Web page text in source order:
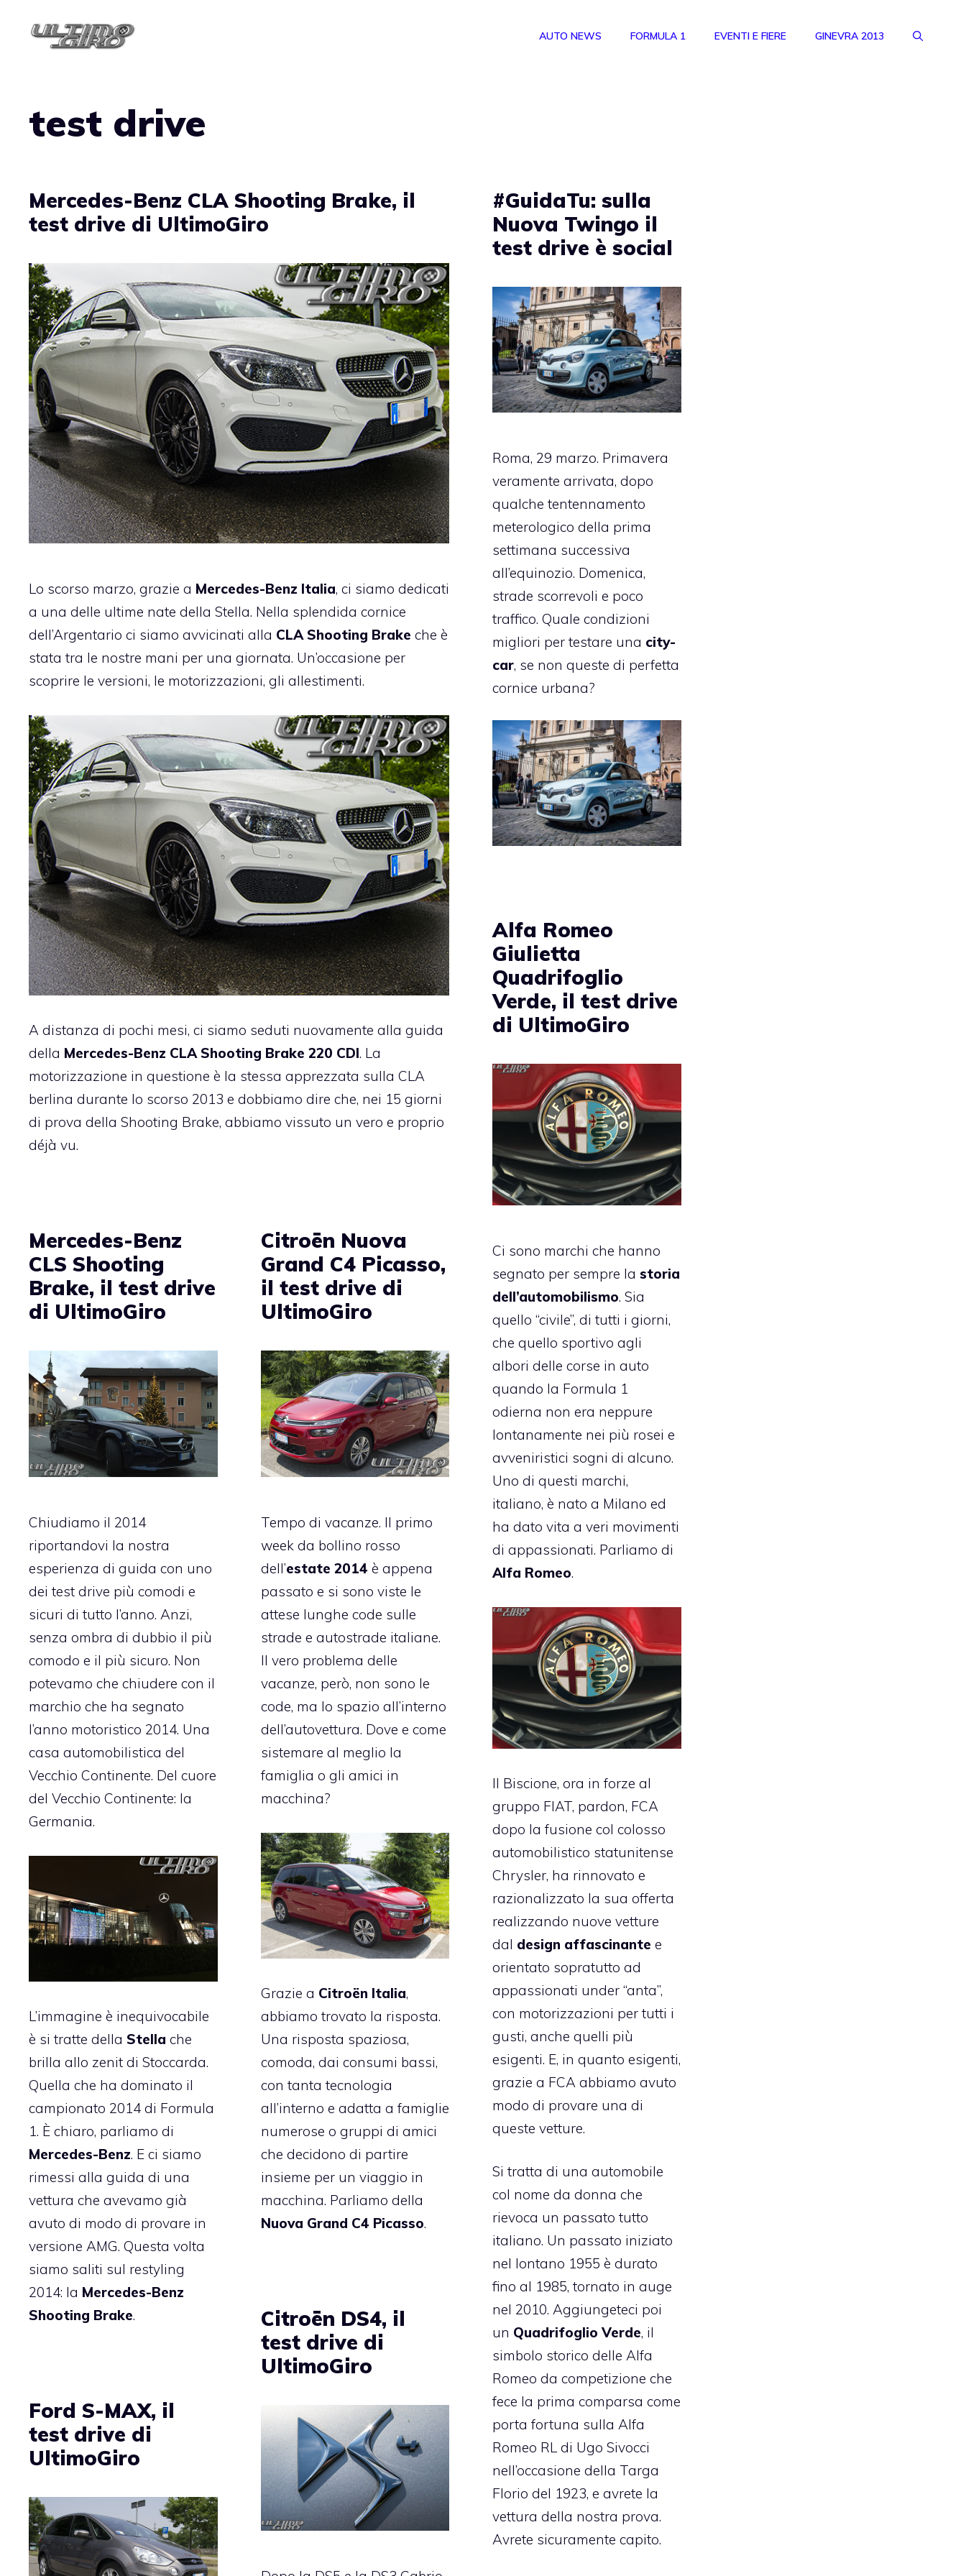
AUTO NEWS FORMULA 1 EVENTI E FIERE GINEVRA 2013
test drive
Mercedes-Benz CLA Shooting Brake, il
test drive di UltimoGiro
Lo scorso marzo, grazie a Mercedes-Benz Italia, ci siamo dedicati
a una delle ultime nate della Stella. Nella splendida cornice
dell’Argentario ci siamo avvicinati alla CLA Shooting Brake che è
stata tra le nostre mani per una giornata. Un’occasione per
scoprire le versioni, le motorizzazioni, gli allestimenti.
A distanza di pochi mesi, ci siamo seduti nuovamente alla guida
della Mercedes-Benz CLA Shooting Brake 220 CDI. La
motorizzazione in questione è la stessa apprezzata sulla CLA
berlina durante lo scorso 2013 e dobbiamo dire che, nei 15 giorni
di prova della Shooting Brake, abbiamo vissuto un vero e proprio
déjà vu.
#GuidaTu: sulla
Nuova Twingo il
test drive è social
Roma, 29 marzo. Primavera
veramente arrivata, dopo
qualche tentennamento
meterologico della prima
settimana successiva
all’equinozio. Domenica,
strade scorrevoli e poco
traffico. Quale condizioni
migliori per testare una city-
car, se non queste di perfetta
cornice urbana?
Alfa Romeo
Giulietta
Quadrifoglio
Verde, il test drive
di UltimoGiro
Ci sono marchi che hanno
segnato per sempre lastoria
dell’automobilismo. Sia
quello “civile”, di tutti i giorni,
che quello sportivo agli
albori delle corse in auto
quando la Formula 1
odierna non era neppure
lontanamente nei più rosei e
avveniristici sogni di alcuno.
Uno di questi marchi,
italiano, è nato a Milano ed
ha dato vita a veri movimenti
di appassionati. Parliamo di
Alfa Romeo.
Il Biscione, ora in forze al
gruppo FIAT, pardon, FCA
dopo la fusione col colosso
automobilistico statunitense
Chrysler, ha rinnovato e
razionalizzato la sua offerta
realizzando nuove vetture
dal design affascinante e
orientato sopratutto ad
appassionati under “anta”,
con motorizzazioni per tutti i
gusti, anche quelli più
esigenti. E, in quanto esigenti,
grazie a FCA abbiamo avuto
modo di provare una di
queste vetture.
Si tratta di una automobile
col nome da donna che
rievoca un passato tutto
italiano. Un passato iniziato
nel lontano 1955 è durato
fino al 1985, tornato in auge
nel 2010. Aggiungeteci poi
un Quadrifoglio Verde, il
simbolo storico delle Alfa
Romeo da competizione che
fece la prima comparsa come
porta fortuna sulla Alfa
Romeo RL di Ugo Sivocci
nell’occasione della Targa
Florio del 1923, e avrete la
vettura della nostra prova.
Avrete sicuramente capito.
Mercedes-Benz
CLS Shooting
Brake, il test drive
di UltimoGiro
Chiudiamo il 2014
riportandovi la nostra
esperienza di guida con uno
dei test drive più comodi e
sicuri di tutto l’anno. Anzi,
senza ombra di dubbio il più
comodo e il più sicuro. Non
potevamo che chiudere con il
marchio che ha segnato
l’anno motoristico 2014. Una
casa automobilistica del
Vecchio Continente. Del cuore
del Vecchio Continente: la
Germania.
L’immagine è inequivocabile
è si tratte della Stella che
brilla allo zenit di Stoccarda.
Quella che ha dominato il
campionato 2014 di Formula
1. È chiaro, parliamo di
Mercedes-Benz. E ci siamo
rimessi alla guida di una
vettura che avevamo già
avuto di modo di provare in
versione AMG. Questa volta
siamo saliti sul restyling
2014: la Mercedes-Benz
Shooting Brake.
Citroën Nuova
Grand C4 Picasso,
il test drive di
UltimoGiro
Tempo di vacanze. Il primo
week da bollino rosso
dell’estate 2014 è appena
passato e si sono viste le
attese lunghe code sulle
strade e autostrade italiane.
Il vero problema delle
vacanze, però, non sono le
code, ma lo spazio all’interno
dell’autovettura. Dove e come
sistemare al meglio la
famiglia o gli amici in
macchina?
Grazie a Citroën Italia,
abbiamo trovato la risposta.
Una risposta spaziosa,
comoda, dai consumi bassi,
con tanta tecnologia
all’interno e adatta a famiglie
numerose o gruppi di amici
che decidono di partire
insieme per un viaggio in
macchina. Parliamo della
Nuova Grand C4 Picasso.
Citroën DS4, il
test drive di
UltimoGiro
Ford S-MAX, il
test drive di
UltimoGiro